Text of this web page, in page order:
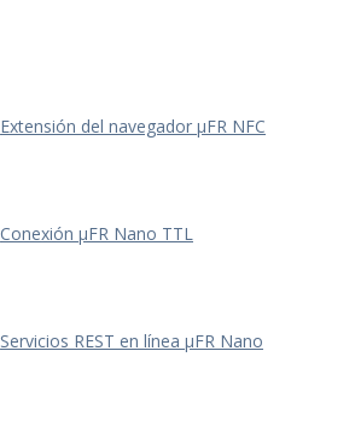
Extensión del navegador μFR NFC
Conexión μFR Nano TTL
Servicios REST en línea μFR Nano